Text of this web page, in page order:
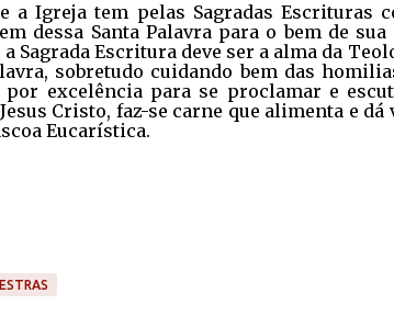
a Igreja tem pelas Sagradas Escrituras
dessa Santa Palavra para o bem de sua
Sagrada Escritura deve ser a alma da
sobretudo cuidando bem das
excelência para se proclamar e
Cristo, faz-se carne que alimenta e dá
Eucarística.